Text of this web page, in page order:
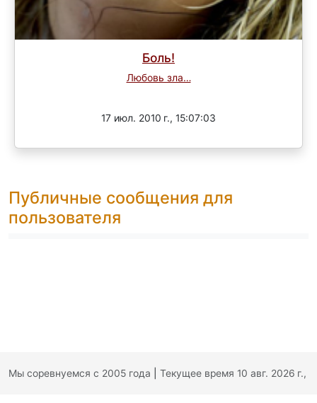
Боль!
Любовь зла…
17 июл. 2010 г., 15:07:03
Публичные сообщения для
пользователя
Мы соревнуемся с 2005 года Текущее время 10 авг. 2026 г.,